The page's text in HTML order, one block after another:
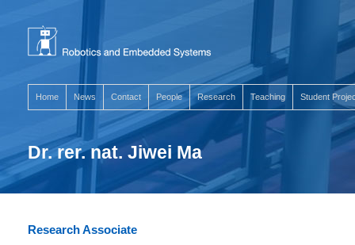
Home News Contact People Research Teaching Student
Dr. rer. nat. Jiwei Ma
Research Associate